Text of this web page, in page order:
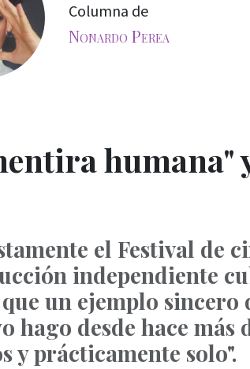
Columna de
Nonardo Perea
humana"
el Festival de
independiente
un ejemplo sincero
hago desde hace más
y prácticamente solo".